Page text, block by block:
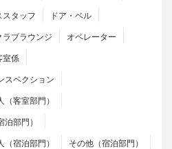
タッフ
ドア・ベル
ラブラウンジ
オペレーター
室係
スペクション
客室部門）
部門）
宿泊部門）
その他（宿泊部門）